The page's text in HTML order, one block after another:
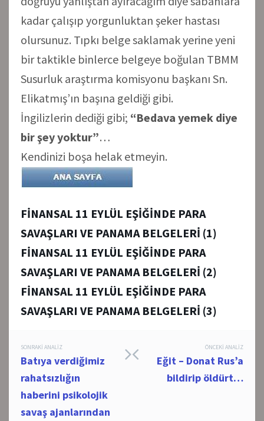
kadar çalışıp yorgunluktan şeker hastası
olursunuz. Tıpkı belge saklamak yerine yeni
bir taktikle binlerce belgeye boğulan TBMM
Susurluk araştırma komisyonu başkanı Sn.
Elikatmış’ın başına geldiği gibi.
İngilizlerin dediği gibi; “Bedava yemek diye
bir şey yoktur”…
Kendinizi boşa helak etmeyin.
FİNANSAL 11 EYLÜL EŞİĞİNDE PARA
SAVAŞLARI VE PANAMA BELGELERİ (1)
FİNANSAL 11 EYLÜL EŞİĞİNDE PARA
SAVAŞLARI VE PANAMA BELGELERİ (2)
FİNANSAL 11 EYLÜL EŞİĞİNDE PARA
SAVAŞLARI VE PANAMA BELGELERİ (3)
Post
navigation
ÖNCEKI ANALIZ
Eğit – Donat Rus’a
bildirip öldürt…
SONRAKI ANALIZ
Batıya verdiğimiz
rahatsızlığın
haberini psikolojik
savaş ajanlarından